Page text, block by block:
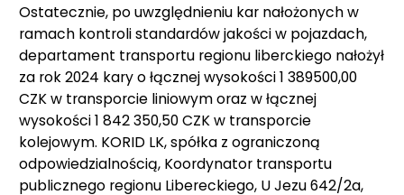
Ostatecznie, po uwzględnieniu kar nałożonych w
ramach kontroli standardów jakości w pojazdach,
departament transportu regionu liberckiego nałożył
za rok 2024 kary o łącznej wysokości 1 389500,00
CZK w transporcie liniowym oraz w łącznej
wysokości 1 842 350,50 CZK w transporcie
kolejowym. KORID LK, spółka z ograniczoną
odpowiedzialnością, Koordynator transportu
publicznego regionu Libereckiego, U Jezu 642/2a,